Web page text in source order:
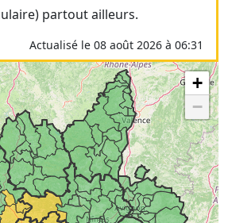
partout ailleurs.
Actualisé le 08 août 2026 à 06:31
+
−